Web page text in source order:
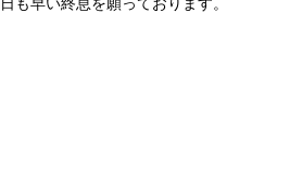
日も早い終息を願っております。